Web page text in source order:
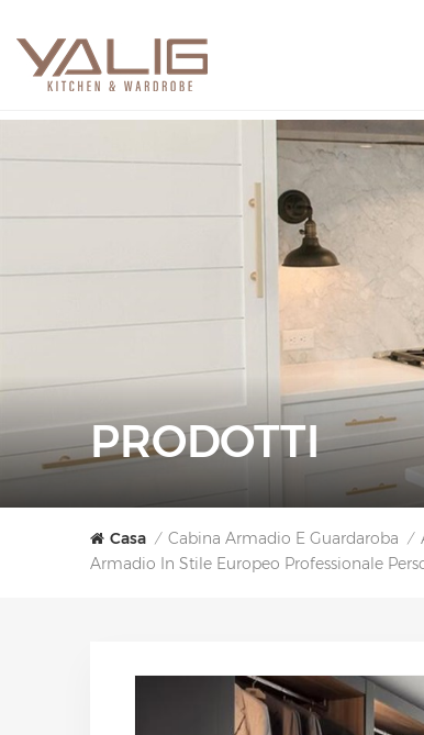
PRODOTTI
Casa / Cabina Armadio E Guardaroba /
Armadio In Stile Europeo Professionale